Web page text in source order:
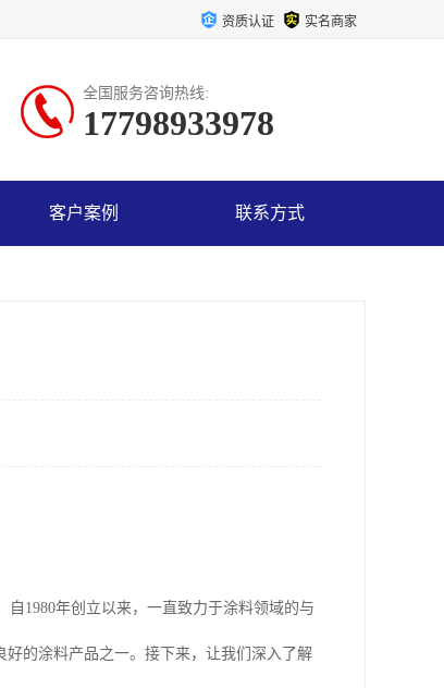
资质认证 实名商家
全国服务咨询热线:
17798933978
客户案例 联系方式
1980年创立以来，一直致力于涂料领域的与
的涂料产品之一。接下来，让我们深入了解